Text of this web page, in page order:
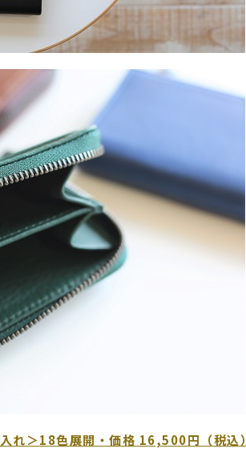
れ＞18色展開・価格 16,500円（税込）